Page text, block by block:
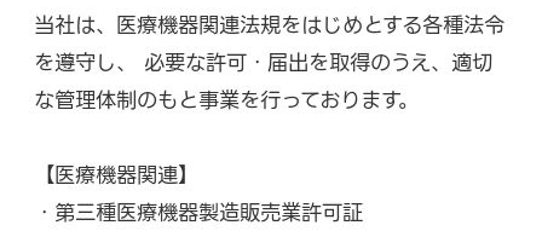
当社は、医療機器関連法規をはじめとする各種法令
を遵守し、 必要な許可・届出を取得のうえ、適切
な管理体制のもと事業を行っております。
【医療機器関連】
・第三種医療機器製造販売業許可証